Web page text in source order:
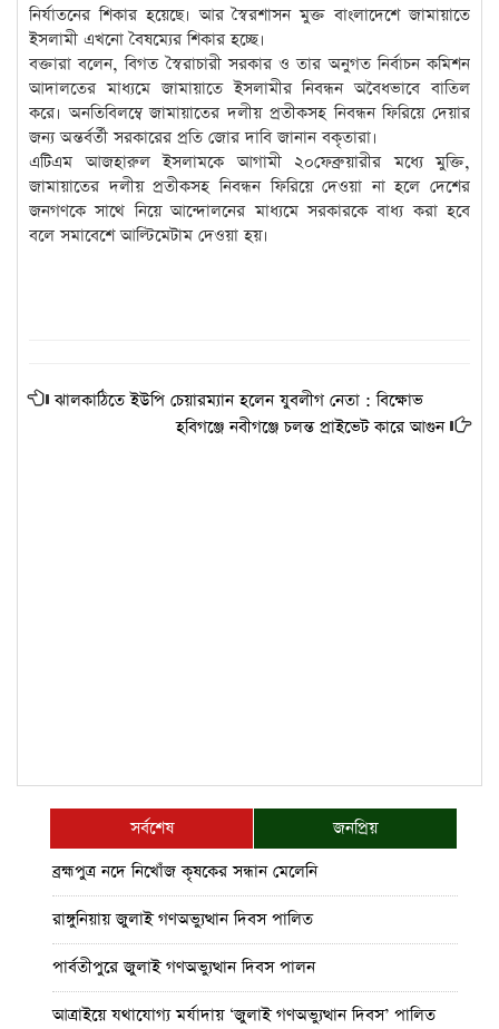
নির্যাতনের শিকার হয়েছে। আর স্বৈরশাসন মুক্ত বাংলাদেশে জামায়াতে
ইসলামী এখনো বৈষম্যের শিকার হচ্ছে।
বক্তারা বলেন, বিগত স্বৈরাচারী সরকার ও তার অনুগত নির্বাচন কমিশন
আদালতের মাধ্যমে জামায়াতে ইসলামীর নিবন্ধন অবৈধভাবে বাতিল
করে। অনতিবিলম্বে জামায়াতের দলীয় প্রতীকসহ নিবন্ধন ফিরিয়ে দেয়ার
জন্য অন্তর্বর্তী সরকারের প্রতি জোর দাবি জানান বকৃতারা।
এটিএম আজহারুল ইসলামকে আগামী ২০ফেব্রুয়ারীর মধ্যে মুক্তি,
জামায়াতের দলীয় প্রতীকসহ নিবন্ধন ফিরিয়ে দেওয়া না হলে দেশের
জনগণকে সাথে নিয়ে আন্দোলনের মাধ্যমে সরকারকে বাধ্য করা হবে
বলে সমাবেশে আল্টিমেটাম দেওয়া হয়।
ঝালকাঠিতে ইউপি চেয়ারম্যান হলেন যুবলীগ নেতা : বিক্ষোভ
হবিগঞ্জে নবীগঞ্জে চলন্ত প্রাইভেট কারে আগুন
সর্বশেষ
জনপ্রিয়
ব্রহ্মপুত্র নদে নিখোঁজ কৃষকের সন্ধান মেলেনি
রাঙ্গুনিয়ায় জুলাই গণঅভ্যুত্থান দিবস পালিত
পার্বতীপুরে জুলাই গণঅভ্যুত্থান দিবস পালন
আত্রাইয়ে যথাযোগ্য মর্যাদায় ‘জুলাই গণঅভ্যুত্থান দিবস’ পালিত